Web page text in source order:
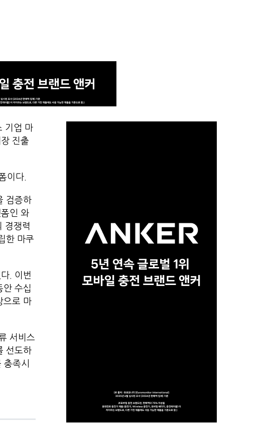
기업 마
진출
이다.
검증하
인 와
경쟁력
한 마쿠
. 이번
안 수십
으로 마
서비스
선도하
족시